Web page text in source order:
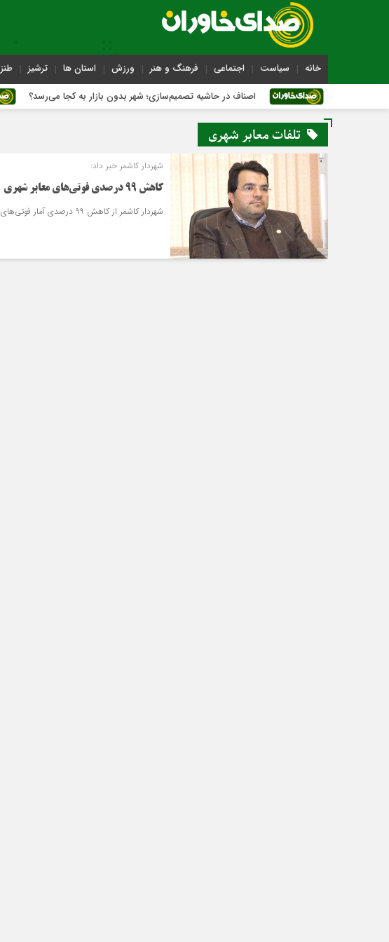
خانه سیاست اجتماعی فرهنگ و هنر ورزش استان ها ترشیز طنز
اصناف در حاشیه تصمیم‌سازی؛ شهر بدون بازار به کجا می‌رسد؟
تلفات معابر شهری
شهردار کاشمر خبر داد:
کاهش 99 درصدی فوتی‌های معابر شهری
شهردار کاشمر از کاهش 99 درصدی آمار فوتی‌های معابر شهری خبر داد.